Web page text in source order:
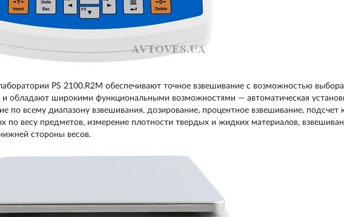
PS 2100.R2M обеспечивают точное взвешивание с возможностью
и обладают широкими функциональными возможностями — автоматическая
по всему диапазону взвешивания, дозирование, процентное взвешивание, подсчет
по весу предметов, измерение плотности твердых и жидких материалов,
стороны весов.